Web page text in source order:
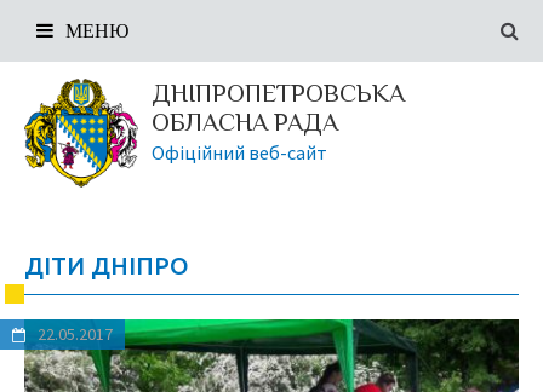
ДНІПРОПЕТРОВСЬКА
ОБЛАСНА РАДА
Офіційний веб-сайт
МЕНЮ
ДІТИ ДНІПРО
22.05.2017